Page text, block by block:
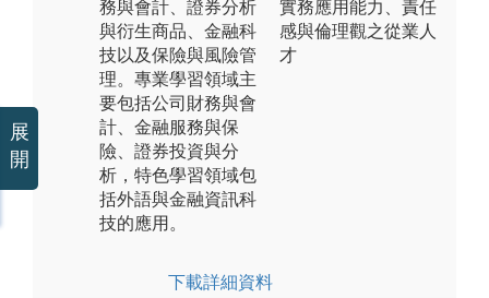
務與會計、證券分析
與衍生商品、金融科
技以及保險與風險管
理。專業學習領域主
要包括公司財務與會
計、金融服務與保
險、證券投資與分
析，特色學習領域包
括外語與金融資訊科
技的應用。
下載詳細資料
實務應用能力、責任
感與倫理觀之從業人
才
展
開